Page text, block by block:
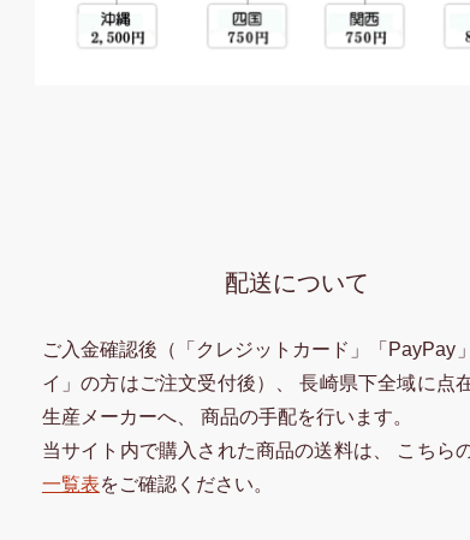
配送について
ご入金確認後（「クレジットカード」「PayPay
イ」の方はご注文受付後）、 長崎県下全域に点
生産メーカーへ、 商品の手配を行います。
当サイト内で購入された商品の送料は、 こちら
一覧表をご確認ください。